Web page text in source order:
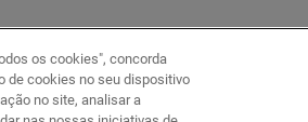
os cookies", concorda
de cookies no seu dispositivo
no site, analisar a